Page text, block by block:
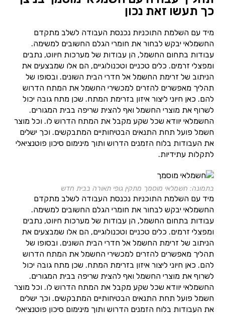
כך תעשו זאת נכון
מיד עם השלמת התוכניות נכנסת העבודה לשלב מתקדם
החשמלאי יבקש לבחור את חומרי הגלם החשובים למשימה.
עבודות בתחום החשמל, הן עבודות של מערכות חיווט, נתבים
ומפצלי זרמים. כלים טכניים וטכנולוגיים, הם אלו שמבצעים את
הניתוב של זרימת החשמל אל חדרי הבית השונים. ובסופו של
תהליך מאפשרים להזרים למכשירי החשמל את המתח הדרוש
להם. כאן חיוני ליצור איזון בזרימת המתח. שכן מתח גובה יכול
לשרוף את מוצרי החשמל ואף להצית שריפה בבית המגורים.
החשמלאי יוודא שכל שקע מקבל את המתח הדרוש לו. וכל מוצר
חשמל פועל תחת התנאים הבטיחותיים המתבקשים. וכך ישלים
את העבודות בלוח הזמנים הדרוש ותוך מינימום סיכון פוטנציאלי
לתקלות עתידיות.
בתמונה: חשמלאי מוסמך מתקין גופי תאורה בבית חדש
מיד עם השלמת התוכניות נכנסת העבודה לשלב מתקדם
החשמלאי יבקש לבחור את חומרי הגלם החשובים למשימה.
עבודות בתחום החשמל, הן עבודות של מערכות חיווט, נתבים
ומפצלי זרמים. כלים טכניים וטכנולוגיים, הם אלו שמבצעים את
הניתוב של זרימת החשמל אל חדרי הבית השונים. ובסופו של
תהליך מאפשרים להזרים למכשירי החשמל את המתח הדרוש
להם. כאן חיוני ליצור איזון בזרימת המתח. שכן מתח גובה יכול
לשרוף את מוצרי החשמל ואף להצית שריפה בבית המגורים.
החשמלאי יוודא שכל שקע מקבל את המתח הדרוש לו. וכל מוצר
חשמל פועל תחת התנאים הבטיחותיים המתבקשים. וכך ישלים
את העבודות בלוח הזמנים הדרוש ותוך מינימום סיכון פוטנציאלי